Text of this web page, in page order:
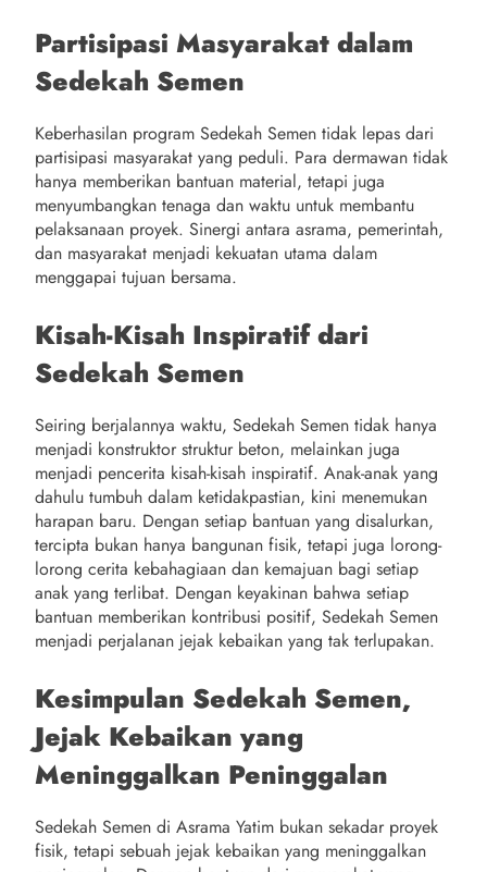
Partisipasi Masyarakat dalam
Sedekah Semen
Keberhasilan program Sedekah Semen tidak lepas dari
partisipasi masyarakat yang peduli. Para dermawan tidak
hanya memberikan bantuan material, tetapi juga
menyumbangkan tenaga dan waktu untuk membantu
pelaksanaan proyek. Sinergi antara asrama, pemerintah,
dan masyarakat menjadi kekuatan utama dalam
menggapai tujuan bersama.
Kisah-Kisah Inspiratif dari
Sedekah Semen
Seiring berjalannya waktu, Sedekah Semen tidak hanya
menjadi konstruktor struktur beton, melainkan juga
menjadi pencerita kisah-kisah inspiratif. Anak-anak yang
dahulu tumbuh dalam ketidakpastian, kini menemukan
harapan baru. Dengan setiap bantuan yang disalurkan,
tercipta bukan hanya bangunan fisik, tetapi juga lorong-
lorong cerita kebahagiaan dan kemajuan bagi setiap
anak yang terlibat. Dengan keyakinan bahwa setiap
bantuan memberikan kontribusi positif, Sedekah Semen
menjadi perjalanan jejak kebaikan yang tak terlupakan.
Kesimpulan Sedekah Semen,
Jejak Kebaikan yang
Meninggalkan Peninggalan
Sedekah Semen di Asrama Yatim bukan sekadar proyek
fisik, tetapi sebuah jejak kebaikan yang meninggalkan